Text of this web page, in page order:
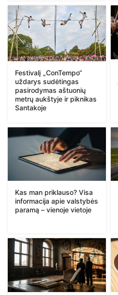
Festivalį „ConTempo“
uždarys sudėtingas
pasirodymas aštuonių
metrų aukštyje ir piknikas
Santakoje
Kas man priklauso? Visa
informacija apie valstybės
paramą – vienoje vietoje